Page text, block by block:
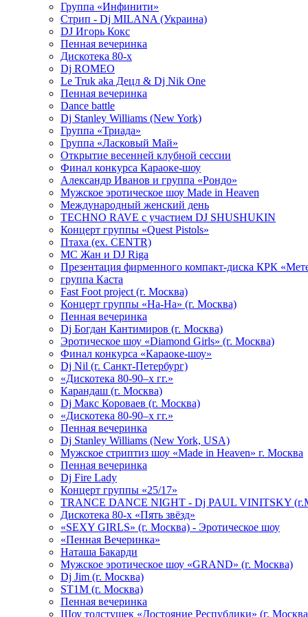
Группа «Инфинити»
Стрип - Dj MILANA (Украина)
DJ Игорь Кокс
Пенная вечеринка
Дискотека 80-х
Dj ROMEO
Le Truk aka Децл & Dj Nik One
Пенная вечеринка
Dance battle
Dj Stanley Williams (New York)
Группа «Триада»
Группа «Ласковый Май»
Открытие весенней клубной сессии
Финал конкурса Караоке-шоу
Александр Иванов и группа «Рондо»
Мужское эротическое шоу Made in Heaven
Международный женский день
TECHNO RAVE с участием DJ SHUSHUKIN
Концерт группы «Quest Pistols»
Птаха (ex. CENTR)
МС Жан и DJ Riga
Презентация фирменного компакт-диска КРК
группа Каста
Fast Foot project (г. Москва)
Концерт группы «На-На» (г. Москва)
Пенная вечеринка
Dj Богдан Кантимиров (г. Москва)
Эротическое шоу «Diamond Girls» (г. Москва)
Финал конкурса «Караоке-шоу»
Dj Nil (г. Санкт-Петербург)
«Дискотека 80-90–х гг.»
Карандаш (г. Москва)
Dj Макс Короваев (г. Москва)
«Дискотека 80-90–х гг.»
Пенная вечеринка
Dj Stanley Williams (New York, USA)
Мужское стриптиз шоу «Made in Heaven» г. Москва
Пенная вечеринка
Dj Fire Lady
Концерт группы «25/17»
TRANCE DANCE NIGHT - Dj PAUL VINITSKY
Дискотека 80-х «Пять звёзд»
«SEXY GIRLS» (г. Москва) - Эротическое шоу
«Пенная Вечеринка»
Hаташа Бакарди
Мужское эротическое шоу «GRAND» (г. Москва)
Dj Jim (г. Москва)
ST1M (г. Москва)
Пенная вечеринка
Шоу толстушек «Достояние Республики» (г.